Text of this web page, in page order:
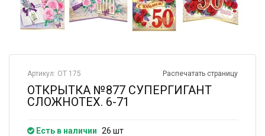
Распечатать страницу
Артикул: ОТ 175
ОТКРЫТКА №877 СУПЕРГИГАНТ
СЛОЖНОТЕХ. 6-71
Есть в наличии 26 шт